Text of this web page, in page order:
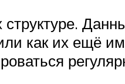
как их ещё